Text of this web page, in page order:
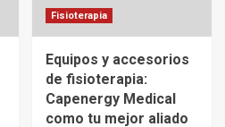
Fisioterapia
Equipos y accesorios
de fisioterapia:
Capenergy Medical
como tu mejor aliado